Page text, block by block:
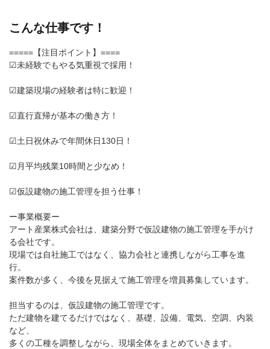
こんな仕事です！
=====【注目ポイント】====
☑未経験でもやる気重視で採用！
☑建築現場の経験者は特に歓迎！
☑直行直帰が基本の働き方！
☑土日祝休みで年間休日130日！
☑月平均残業10時間と少なめ！
☑仮設建物の施工管理を担う仕事！
ー事業概要ー
アート産業株式会社は、建築分野で仮設建物の施工管理を手がけ
る会社です。
現場では自社施工ではなく、協力会社と連携しながら工事を進
行。
案件数が多く、今後を見据えて施工管理を増員募集しています。
担当するのは、仮設建物の施工管理です。
ただ建物を建てるだけではなく、基礎、設備、電気、空調、内装
など、
多くの工種を調整しながら、現場全体をまとめていきます。